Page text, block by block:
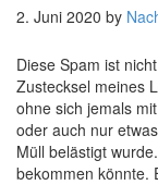
2. Juni 2020 by
Diese Spam ist
Zustecksel meines
ohne sich jemals
oder auch nur
Müll belästigt
bekommen könnte.